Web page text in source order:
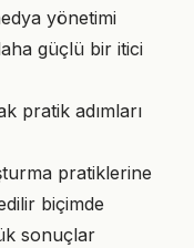
yönetimi
güçlü bir itici
pratik adımları
pratiklerine
biçimde
sonuçlar